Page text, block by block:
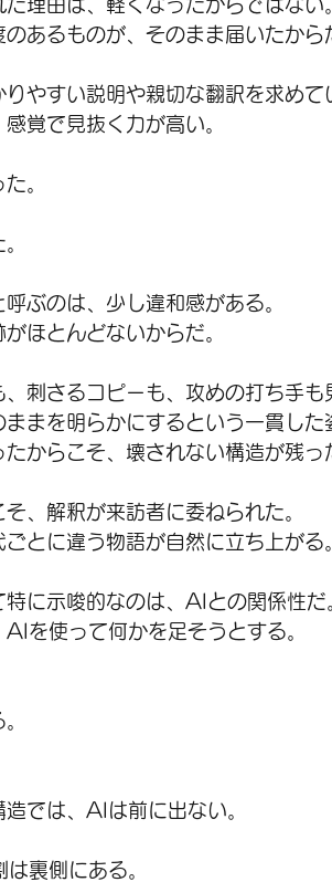
理由は、軽くなったからではない
あるものが、そのまま届いたから
やすい説明や親切な翻訳を求めて
覚で見抜く力が高い。
。
ぶのは、少し違和感がある。
ほとんどないからだ。
刺さるコピーも、攻めの打ち手も
まを明らかにするという一貫した
からこそ、壊されない構造が残っ
、解釈が来訪者に委ねられた。
とに違う物語が自然に立ち上がる
に示唆的なのは、AIとの関係性だ
を使って何かを足そうとする。
では、AIは前に出ない。
裏側にある。